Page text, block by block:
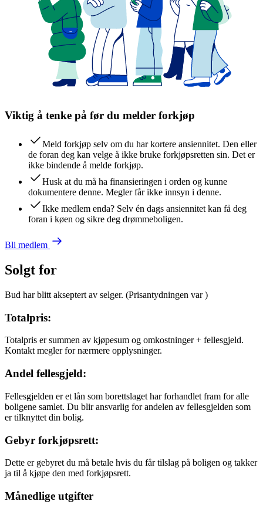
Viktig å tenke på før du melder forkjøp
Meld forkjøp selv om du har kortere ansiennitet. Den eller
de foran deg kan velge å ikke bruke forkjøpsretten sin. Det er
ikke bindende å melde forkjøp.
Husk at du må ha finansieringen i orden og kunne
dokumentere denne. Megler får ikke innsyn i denne.
Ikke medlem enda? Selv én dags ansiennitet kan få deg
foran i køen og sikre deg drømmeboligen.
Bli medlem
Solgt for
Bud har blitt akseptert av selger. (Prisantydningen var)
Totalpris:
Totalpris er summen av kjøpesum og omkostninger + fellesgjeld.
Kontakt megler for nærmere opplysninger.
Andel fellesgjeld:
Fellesgjelden er et lån som borettslaget har forhandlet fram for alle
boligene samlet. Du blir ansvarlig for andelen av fellesgjelden som
er tilknyttet din bolig.
Gebyr forkjøpsrett:
Dette er gebyret du må betale hvis du får tilslag på boligen og takker
ja til å kjøpe den med forkjøpsrett.
Månedlige utgifter